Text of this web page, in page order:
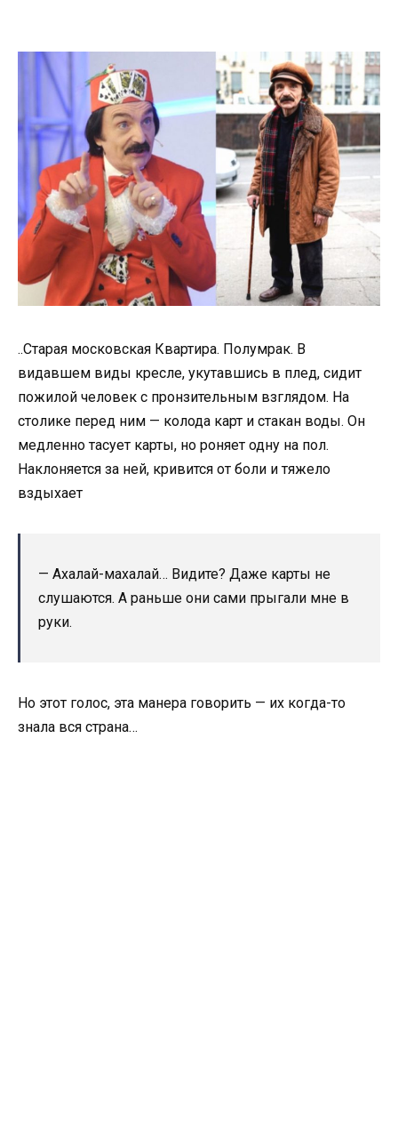
..Старая московская Квартира. Полумрак. В
видавшем виды кресле, укутавшись в плед, сидит
пожилой человек с пронзительным взглядом. На
столике перед ним — колода карт и стакан воды. Он
медленно тасует карты, но роняет одну на пол.
Наклоняется за ней, кривится от боли и тяжело
вздыхает
— Ахалай-махалай… Видите? Даже карты не
слушаются. А раньше они сами прыгали мне в
руки.
Но этот голос, эта манера говорить — их когда-то
знала вся страна…